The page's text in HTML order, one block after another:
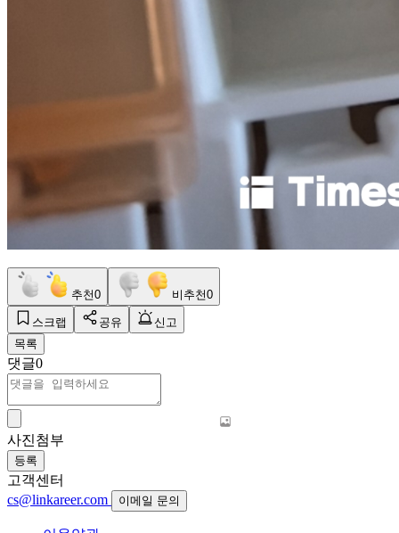
추천0 비추천0
스크랩 공유
신고
목록
댓글0
사진첨부
등록
고객센터
cs@linkareer.com
이메일 문의